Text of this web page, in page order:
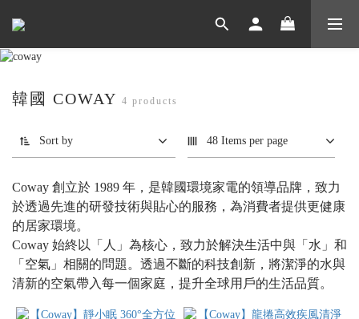
韓國 COWAY 4 products
Sort by 48 Items per page
Coway 創立於 1989 年，是韓國環境家電的領導品牌，致力
於透過先進的研發技術與貼心的服務，為消費者提供更健康
的居家環境。
Coway 始終以「人」為核心，致力於解決生活中與「水」和
「空氣」相關的問題。透過不斷的科技創新，將潔淨的水與
清新的空氣帶入每一個家庭，提升全球用戶的生活品質。